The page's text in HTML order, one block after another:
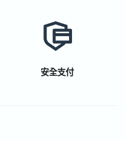
安全支付